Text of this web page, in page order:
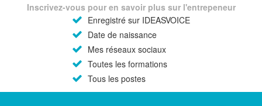
Inscrivez-vous pour en savoir plus sur l'entrepeneur
Enregistré sur IDEASVOICE
Date de naissance
Mes réseaux sociaux
Toutes les formations
Tous les postes